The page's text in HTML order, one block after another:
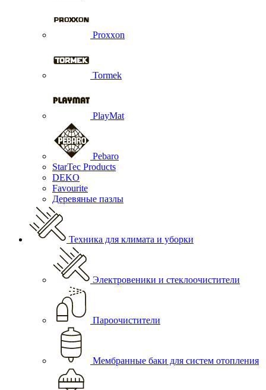
Proxxon
Tormek
PlayMat
Pebaro
StarTec Products
DEKO
Favourite
Деревяные пазлы
Техника для климата и уборки
Электровеники и стеклоочистители
Пароочистители
Мембранные баки для систем отопления